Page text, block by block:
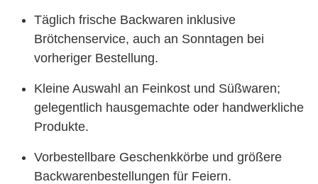
Täglich frische Backwaren inklusive
Brötchenservice, auch an Sonntagen bei
vorheriger Bestellung.
Kleine Auswahl an Feinkost und Süßwaren;
gelegentlich hausgemachte oder handwerkliche
Produkte.
Vorbestellbare Geschenkkörbe und größere
Backwarenbestellungen für Feiern.